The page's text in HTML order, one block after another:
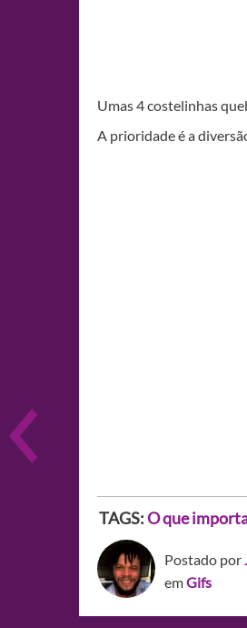
Umas 4 costelinhas
A prioridade é a
TAGS:O que
Postado por
emGifs